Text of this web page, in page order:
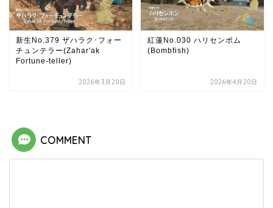
新生No.379 ザハラク･フォー
チュンテラー(Zahar'ak
Fortune-teller)
2026年3月20日
紅蓮No.030 ハリセンボム
(Bombfish)
2026年4月20日
COMMENT